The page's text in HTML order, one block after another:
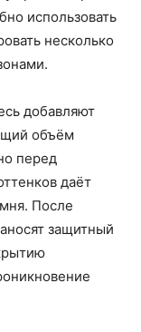
использовать
несколько
добавляют
объём
перед
даёт
После
защитный